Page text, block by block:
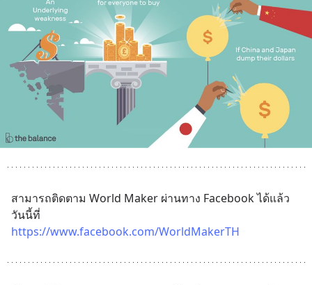
สามารถติดตาม World Maker ผ่านทาง Facebook ได้แล้ว
วันนี้ที่
https://www.facebook.com/WorldMakerTH